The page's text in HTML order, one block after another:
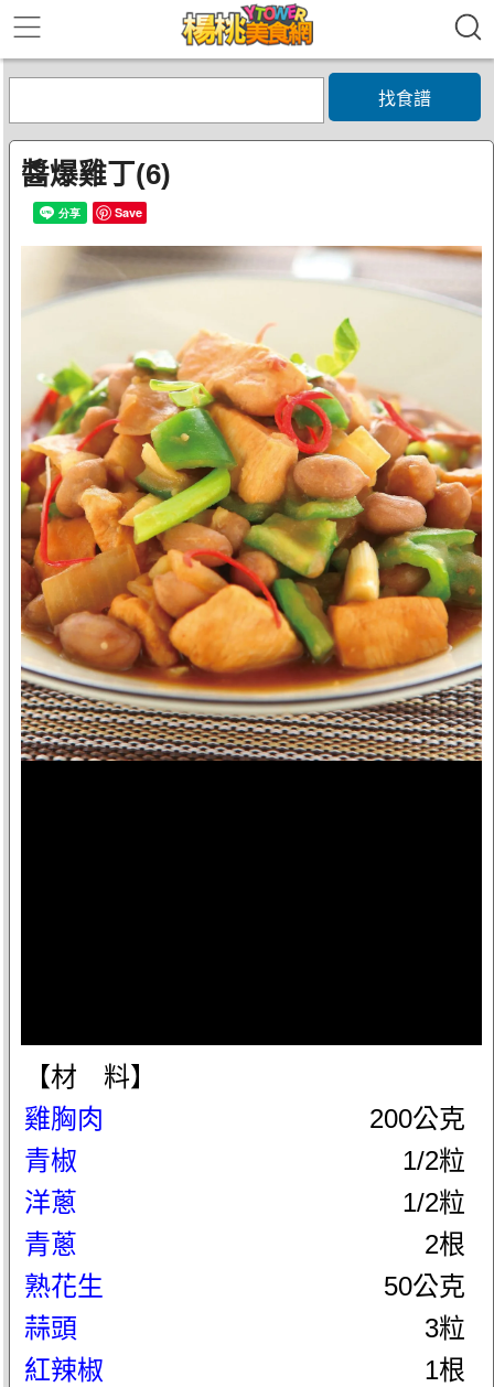
找食譜
醬爆雞丁(6)
Save
【材 料】
雞胸肉
200公克
青椒
1/2粒
洋蔥
1/2粒
青蔥
2根
熟花生
50公克
蒜頭
3粒
紅辣椒
1根